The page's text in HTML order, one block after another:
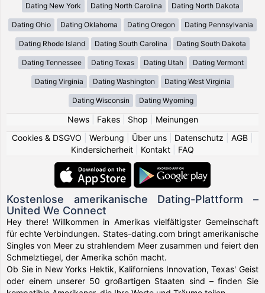
Dating New York Dating North Carolina Dating North Dakota
Dating Ohio Dating Oklahoma Dating Oregon Dating Pennsylvania
Dating Rhode Island Dating South Carolina Dating South Dakota
Dating Tennessee Dating Texas Dating Utah Dating Vermont
Dating Virginia Dating Washington Dating West Virginia
Dating Wisconsin Dating Wyoming
News| Fakes| Shop
Meinungen
Cookies & DSGVO
Werbung Über uns Datenschutz AGB
Kindersicherheit
Kontakt FAQ
Kostenlose amerikanische Dating-Plattform –
United We Connect
Hey there! Willkommen in Amerikas vielfältigster Gemeinschaft
für echte Verbindungen. States-dating.com bringt amerikanische
Singles von Meer zu strahlendem Meer zusammen und feiert den
Schmelztiegel, der Amerika schön macht.
Ob Sie in New Yorks Hektik, Kaliforniens Innovation, Texas' Geist
oder einem unserer 50 großartigen Staaten sind – finden Sie